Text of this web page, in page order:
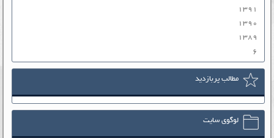
۱۳۹۱
۱۳۹۰
۱۳۸۹
۶
مطالب پربازدید
لوگوی سایت